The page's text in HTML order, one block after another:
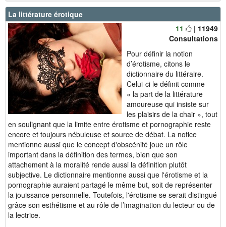
La littérature érotique
11
| 11949
Consultations
Pour définir la notion
d’érotisme, citons le
dictionnaire du littéraire.
Celui-ci le définit comme
« la part de la littérature
amoureuse qui insiste sur
les plaisirs de la chair », tout
en soulignant que la limite entre érotisme et pornographie reste
encore et toujours nébuleuse et source de débat. La notice
mentionne aussi que le concept d'obscénité joue un rôle
important dans la définition des termes, bien que son
attachement à la moralité rende aussi la définition plutôt
subjective. Le dictionnaire mentionne aussi que l'érotisme et la
pornographie auraient partagé le même but, soit de représenter
la jouissance personnelle. Toutefois, l'érotisme se serait distingué
grâce son esthétisme et au rôle de l’imagination du lecteur ou de
la lectrice.